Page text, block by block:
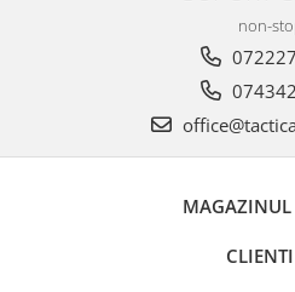
non-
MAGAZINUL
CLIENTI